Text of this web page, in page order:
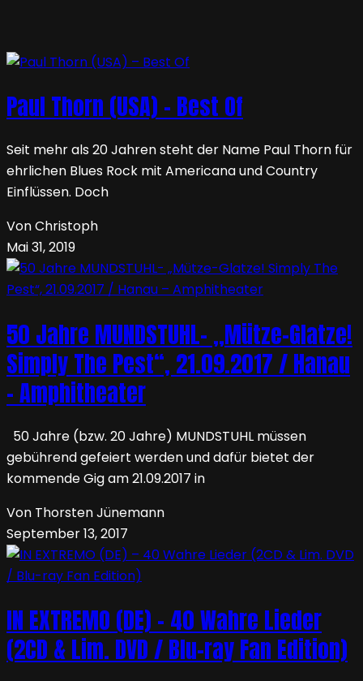
Paul Thorn (USA) – Best Of
Seit mehr als 20 Jahren steht der Name Paul Thorn für
ehrlichen Blues Rock mit Americana und Country
Einflüssen. Doch
Von Christoph
Mai 31, 2019
50 Jahre MUNDSTUHL- „Mütze-Glatze!
Simply The Pest“, 21.09.2017 / Hanau
– Amphitheater
50 Jahre (bzw. 20 Jahre) MUNDSTUHL müssen
gebührend gefeiert werden und dafür bietet der
kommende Gig am 21.09.2017 in
Von Thorsten Jünemann
September 13, 2017
IN EXTREMO (DE) – 40 Wahre Lieder
(2CD & Lim. DVD / Blu-ray Fan Edition)